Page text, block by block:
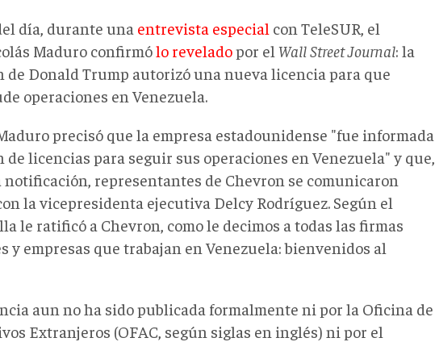
día, durante una entrevista especial con TeleSUR, el
Maduro confirmólo reveladopor el Wall Street Journal: la
Donald Trump autorizó una nueva licencia para que
operaciones en Venezuela.
precisó que la empresa estadounidense "fue informada
de licencias para seguir sus operaciones en Venezuela" y que,
representantes de Chevron se comunicaron
la vicepresidenta ejecutiva Delcy Rodríguez. Según el
le ratificó a Chevron, como le decimos a todas las firmas
y empresas que trabajan en Venezuela: bienvenidos al
aun no ha sido publicada formalmente ni por la Oficina de
Extranjeros (OFAC, según siglas en inglés) ni por el